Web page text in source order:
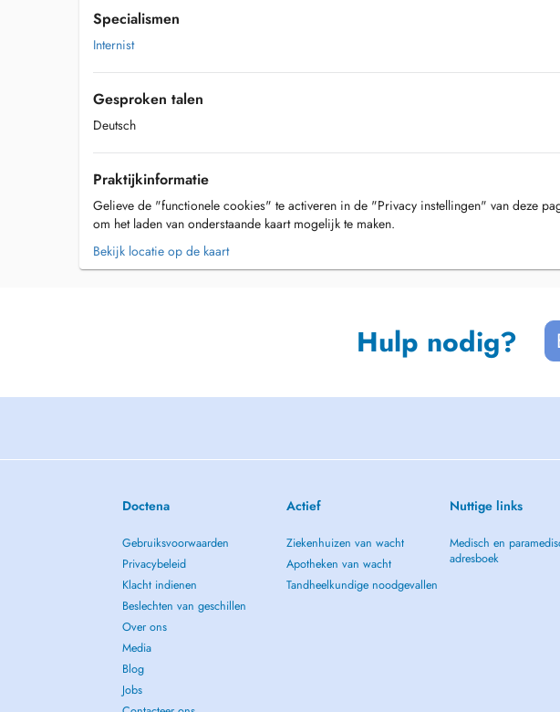
Specialismen
Internist
Gesproken talen
Deutsch
Praktijkinformatie
Gelieve de "functionele cookies" te activeren in de "Privacy instellingen" van deze
om het laden van onderstaande kaart mogelijk te maken.
Bekijk locatie op de kaart
Hulp nodig?
Doctena
Gebruiksvoorwaarden
Privacybeleid
Klacht indienen
Beslechten van geschillen
Over ons
Media
Blog
Jobs
Actief
Ziekenhuizen van wacht
Apotheken van wacht
Tandheelkundige noodgevallen
Nuttige links
Medisch en
adresboek